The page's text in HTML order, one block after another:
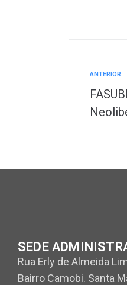
ANTERIOR
SEDE
Rua Erly de Almeida
Bairro Camobi. Santa